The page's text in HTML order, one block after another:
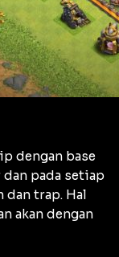
dengan base
pada setiap
dan trap. Hal
akan dengan